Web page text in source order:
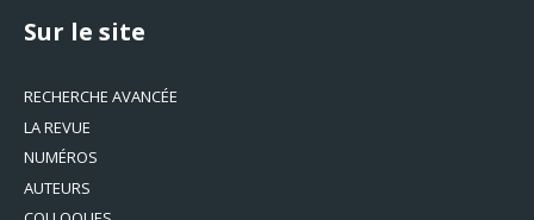
Sur le site
RECHERCHE AVANCÉE
LA REVUE
NUMÉROS
AUTEURS